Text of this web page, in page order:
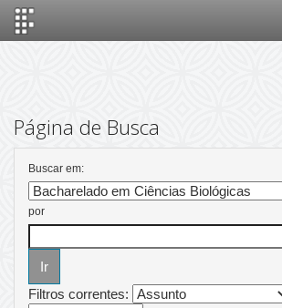
Página de Busca
Buscar em:
por
Filtros correntes: